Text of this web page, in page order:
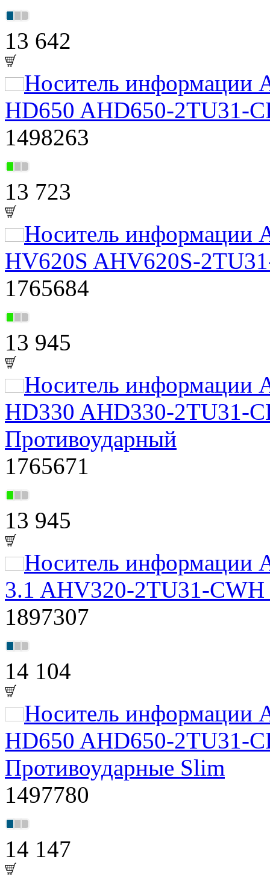
13 642
Носитель информации
HD650 AHD650-2TU31-
1498263
13 723
Носитель информации
HV620S AHV620S-
1765684
13 945
Носитель информации
HD330 AHD330-2TU31-
Противоударный
1765671
13 945
Носитель информации
3.1 AHV320-2TU31-
1897307
14 104
Носитель информации
HD650 AHD650-2TU31-
Противоударные Slim
1497780
14 147